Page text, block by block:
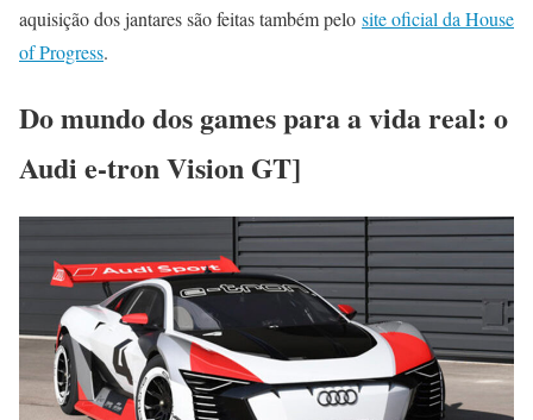
aquisição dos jantares são feitas também pelo site oficial da House
of Progress.
Do mundo dos games para a vida real: o
Audi e-tron Vision GT]